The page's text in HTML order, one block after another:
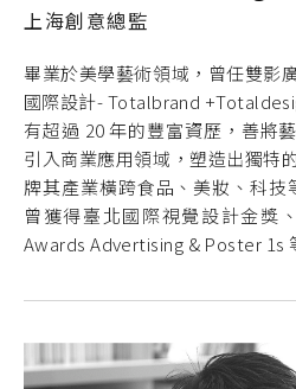
上海創意總監
畢業於美學藝術領域，曾任雙影
國際設計- Totalbrand
有超過 20 年的豐富資歷，善將
引入商業應用領域，塑造出獨特
牌其產業橫跨食品、美妝、科技
曾獲得臺北國際視覺設計金獎
Awards Advertising & Poster 1s